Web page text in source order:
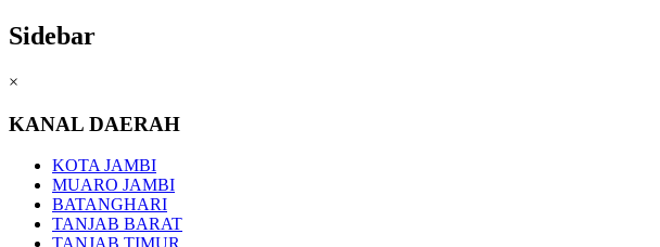
Sidebar
×
KANAL DAERAH
KOTA JAMBI
MUARO JAMBI
BATANGHARI
TANJAB BARAT